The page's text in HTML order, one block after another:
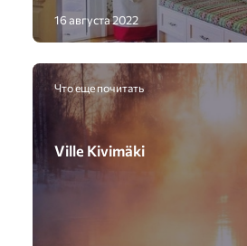
16 августа 2022
Что еще почитать
Ville Kivimäki